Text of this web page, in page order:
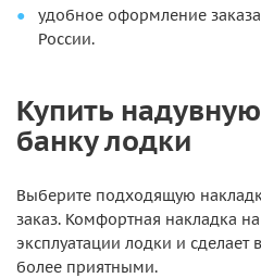
удобное оформление
России.
Купить
банку лодки
Выберите подходящую
заказ. Комфортная накладка
эксплуатации лодки и сделает
более приятными.